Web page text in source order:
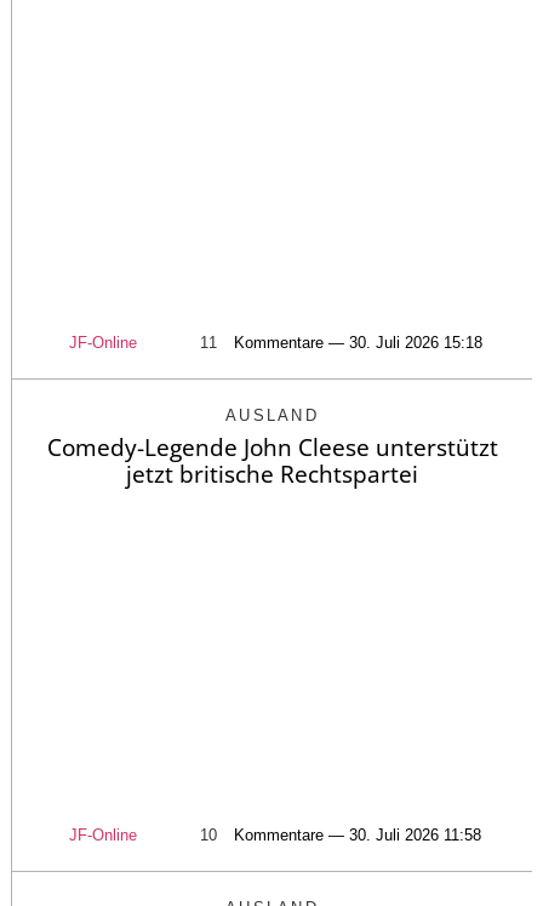
JF-Online 11 Kommentare — 30. Juli 2026 15:18
AUSLAND
Comedy-Legende John Cleese unterstützt
jetzt britische Rechtspartei
JF-Online 10 Kommentare — 30. Juli 2026 11:58